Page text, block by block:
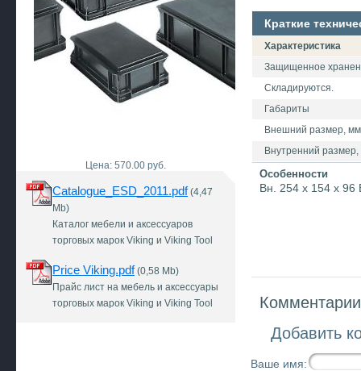
Цена: 570.00 руб.
Catalogue_ESD_2011.pdf(4,47
Mb)
Каталог мебели и аксессуаров
торговых марок Viking и Viking Tool
Price Viking.pdf(0,58 Mb)
Прайс лист на мебель и аксессуары
торговых марок Viking и Viking Tool
Краткие
Характеристика
Защищенное
Складируются.
Габариты
Внешний размер,
Внутренний
Особенности
Вн. 254 x 154 x 96
Добавить
Ваше имя: